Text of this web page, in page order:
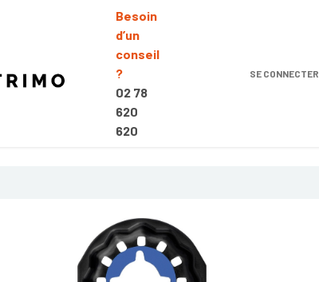
Besoin
d’un
conseil
?
02 78
620
620
SE CONNECTER